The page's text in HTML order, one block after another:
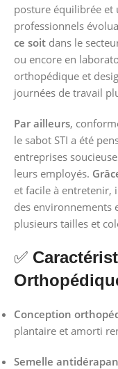
posture équilibrée et
professionnels
ce soit dans le
ou encore en
orthopédique et
journées de travail
Par ailleurs,
le sabot STI a été
entreprises
leurs employés.
et facile à entretenir,
des environnements
plusieurs tailles et
✅
Conception
plantaire et amorti
Semelle